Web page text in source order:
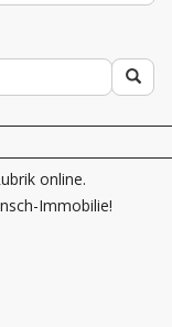
online.
Immobilie!